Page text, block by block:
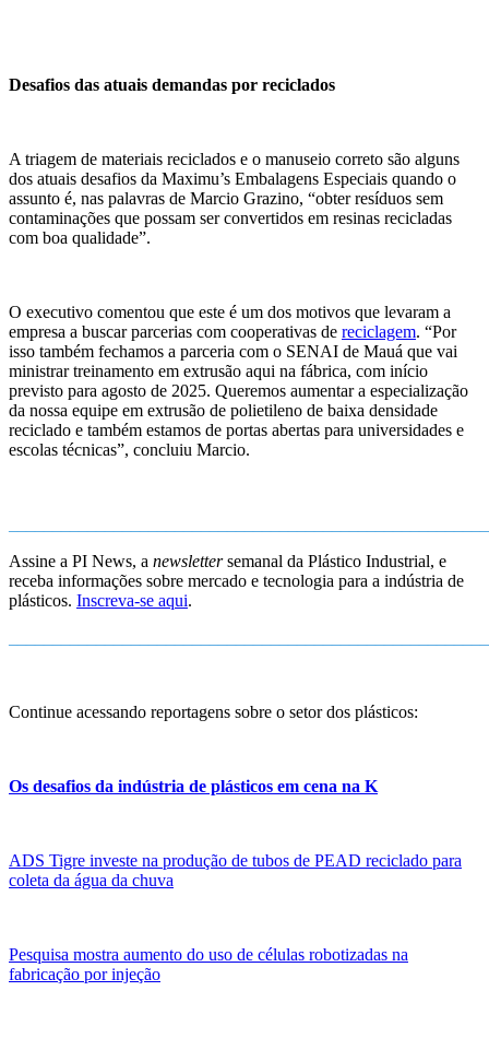
Desafios das atuais demandas por reciclados
A triagem de materiais reciclados e o manuseio correto são alguns
dos atuais desafios da Maximu’s Embalagens Especiais quando o
assunto é, nas palavras de Marcio Grazino, “obter resíduos sem
contaminações que possam ser convertidos em resinas recicladas
com boa qualidade”.
O executivo comentou que este é um dos motivos que levaram a
empresa a buscar parcerias com cooperativas de reciclagem. “Por
isso também fechamos a parceria com o SENAI de Mauá que vai
ministrar treinamento em extrusão aqui na fábrica, com início
previsto para agosto de 2025. Queremos aumentar a especialização
da nossa equipe em extrusão de polietileno de baixa densidade
reciclado e também estamos de portas abertas para universidades e
escolas técnicas”, concluiu Marcio.
Assine a PI News, a newslettersemanal da Plástico Industrial, e
receba informações sobre mercado e tecnologia para a indústria de
plásticos. Inscreva-se aqui.
Continue acessando reportagens sobre o setor dos plásticos:
Os desafios da indústria de plásticos em cena na K
ADS Tigre investe na produção de tubos de PEAD reciclado para
coleta da água da chuva
Pesquisa mostra aumento do uso de células robotizadas na
fabricação por injeção